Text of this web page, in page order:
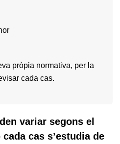
pròpia normativa, per la
cada cas.
variar segons el
cas s’estudia de